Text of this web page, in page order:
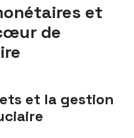
et
de
et la gestion